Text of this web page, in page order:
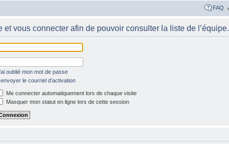
FAQ
et vous connecter afin de pouvoir consulter la liste de l’équipe.
oublié mon mot de passe
le courriel d’activation
Me connecter automatiquement lors de chaque visite
Masquer mon statut en ligne lors de cette session